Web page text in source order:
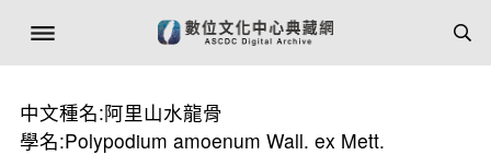
中文種名:阿里山水龍骨
學名:Polypodium amoenum Wall. ex Mett.